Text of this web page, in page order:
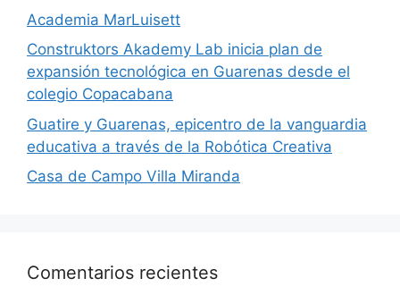
Academia MarLuisett
Construktors Akademy Lab inicia plan de
expansión tecnológica en Guarenas desde el
colegio Copacabana
Guatire y Guarenas, epicentro de la vanguardia
educativa a través de la Robótica Creativa
Casa de Campo Villa Miranda
Comentarios recientes